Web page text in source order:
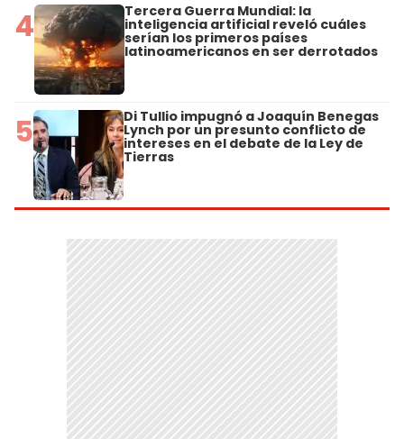
4 Tercera Guerra Mundial: la
inteligencia artificial reveló cuáles
serían los primeros países
latinoamericanos en ser derrotados
5 Di Tullio impugnó a Joaquín Benegas
Lynch por un presunto conflicto de
intereses en el debate de la Ley de
Tierras